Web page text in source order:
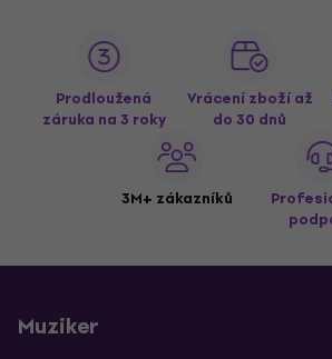
Prodloužená
záruka na 3 roky
Vrácení zboží až
do 30 dnů
3M+ zákazníků
Muziker